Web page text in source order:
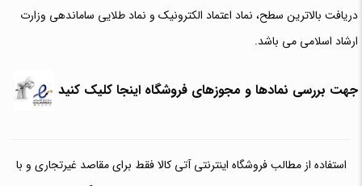
دریافت بالاترین سطح، نماد اعتماد الکترونیک و نماد طلایی ساماندهی وزارت
ارشاد اسلامی می باشد.
جهت بررسی نمادها و مجوزهای فروشگاه اینجا کلیک کنید
استفاده از مطالب فروشگاه اینترنتی آتی کالا فقط برای مقاصد غیرتجاری و با